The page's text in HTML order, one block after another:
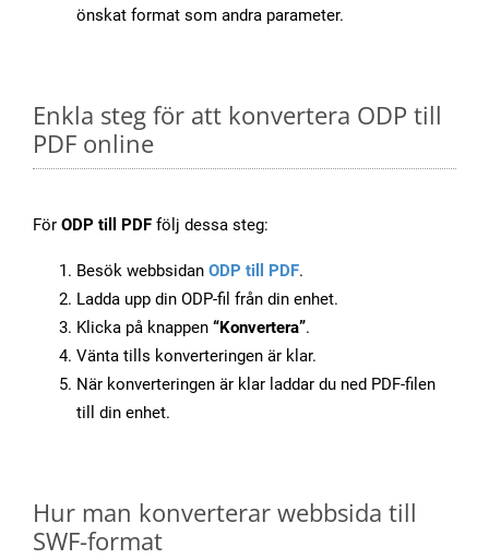
önskat format som andra parameter.
Enkla steg för att konvertera ODP till
PDF online
För ODP till PDF följ dessa steg:
Besök webbsidan ODP till PDF.
Ladda upp din ODP-fil från din enhet.
Klicka på knappen “Konvertera”.
Vänta tills konverteringen är klar.
När konverteringen är klar laddar du ned PDF-filen
till din enhet.
Hur man konverterar webbsida till
SWF-format